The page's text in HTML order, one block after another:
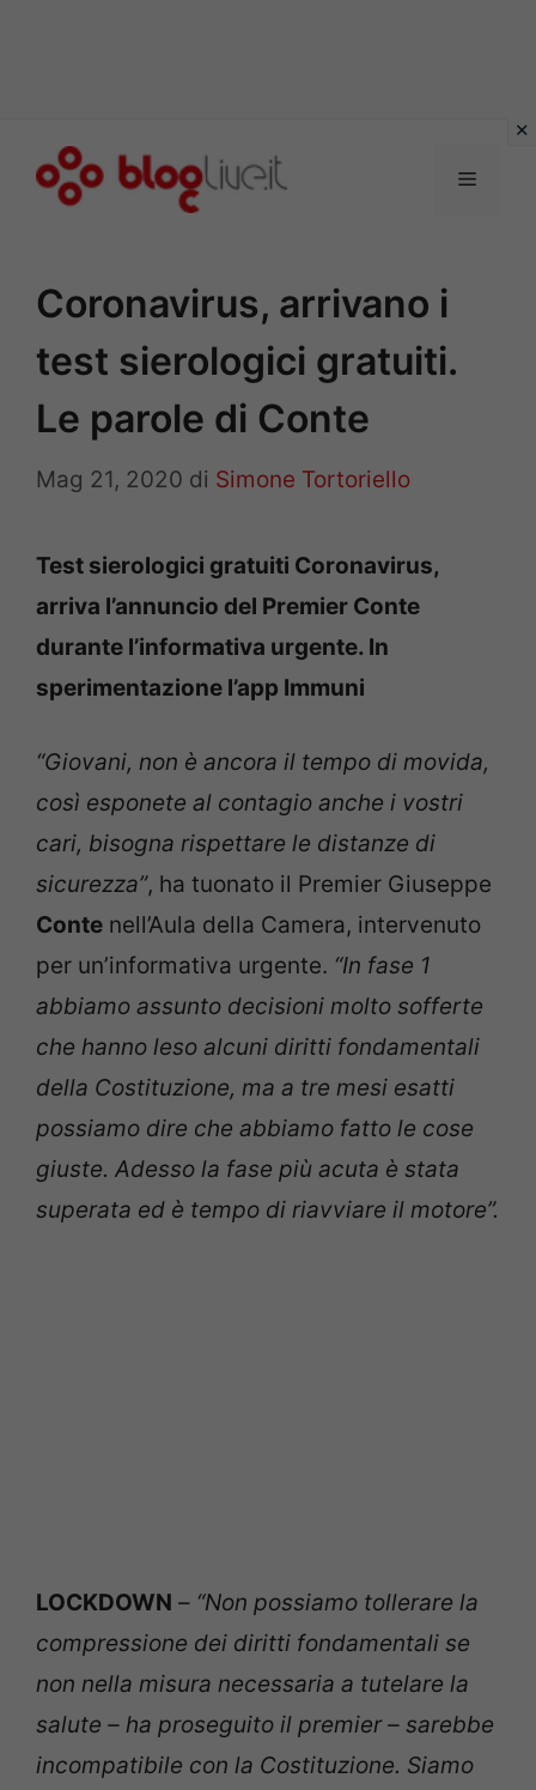
Menu
Coronavirus, arrivano i
test sierologici gratuiti.
Le parole di Conte
Mag 21, 2020 di Simone Tortoriello
Test sierologici gratuiti Coronavirus,
arriva l’annuncio del Premier Conte
durante l’informativa urgente. In
sperimentazione l’app Immuni
“Giovani, non è ancora il tempo di movida,
così esponete al contagio anche i vostri
cari, bisogna rispettare le distanze di
sicurezza”, ha tuonato il Premier Giuseppe
Conte nell’Aula della Camera, intervenuto
per un’informativa urgente. “In fase 1
abbiamo assunto decisioni molto sofferte
che hanno leso alcuni diritti fondamentali
della Costituzione, ma a tre mesi esatti
possiamo dire che abbiamo fatto le cose
giuste. Adesso la fase più acuta è stata
superata ed è tempo di riavviare il motore”.
LOCKDOWN – “Non possiamo tollerare la
compressione dei diritti fondamentali se
non nella misura necessaria a tutelare la
salute – ha proseguito il premier – sarebbe
incompatibile con la Costituzione. Siamo